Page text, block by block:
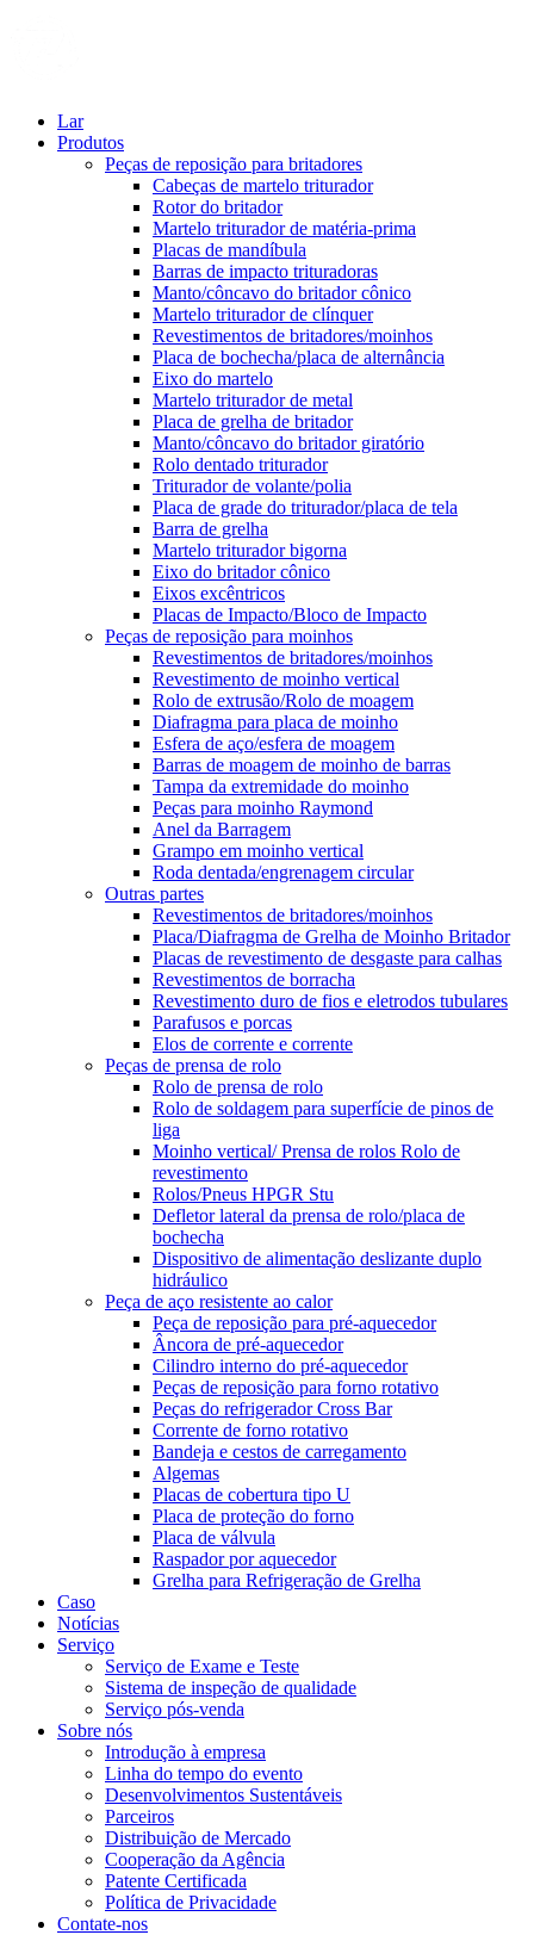
Lar
Produtos
Peças de reposição para britadores
Cabeças de martelo triturador
Rotor do britador
Martelo triturador de matéria-prima
Placas de mandíbula
Barras de impacto trituradoras
Manto/côncavo do britador cônico
Martelo triturador de clínquer
Revestimentos de britadores/moinhos
Placa de bochecha/placa de alternância
Eixo do martelo
Martelo triturador de metal
Placa de grelha de britador
Manto/côncavo do britador giratório
Rolo dentado triturador
Triturador de volante/polia
Placa de grade do triturador/placa de tela
Barra de grelha
Martelo triturador bigorna
Eixo do britador cônico
Eixos excêntricos
Placas de Impacto/Bloco de Impacto
Peças de reposição para moinhos
Revestimentos de britadores/moinhos
Revestimento de moinho vertical
Rolo de extrusão/Rolo de moagem
Diafragma para placa de moinho
Esfera de aço/esfera de moagem
Barras de moagem de moinho de barras
Tampa da extremidade do moinho
Peças para moinho Raymond
Anel da Barragem
Grampo em moinho vertical
Roda dentada/engrenagem circular
Outras partes
Revestimentos de britadores/moinhos
Placa/Diafragma de Grelha de Moinho Britador
Placas de revestimento de desgaste para calhas
Revestimentos de borracha
Revestimento duro de fios e eletrodos tubulares
Parafusos e porcas
Elos de corrente e corrente
Peças de prensa de rolo
Rolo de prensa de rolo
Rolo de soldagem para superfície de pinos de
liga
Moinho vertical/ Prensa de rolos Rolo de
revestimento
Rolos/Pneus HPGR Stu
Defletor lateral da prensa de rolo/placa de
bochecha
Dispositivo de alimentação deslizante duplo
hidráulico
Peça de aço resistente ao calor
Peça de reposição para pré-aquecedor
Âncora de pré-aquecedor
Cilindro interno do pré-aquecedor
Peças de reposição para forno rotativo
Peças do refrigerador Cross Bar
Corrente de forno rotativo
Bandeja e cestos de carregamento
Algemas
Placas de cobertura tipo U
Placa de proteção do forno
Placa de válvula
Raspador por aquecedor
Grelha para Refrigeração de Grelha
Caso
Notícias
Serviço
Serviço de Exame e Teste
Sistema de inspeção de qualidade
Serviço pós-venda
Sobre nós
Introdução à empresa
Linha do tempo do evento
Desenvolvimentos Sustentáveis
Parceiros
Distribuição de Mercado
Cooperação da Agência
Patente Certificada
Política de Privacidade
Contate-nos